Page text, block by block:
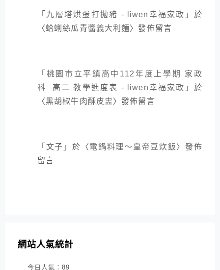
「 九層塔烘蛋打拋豬 - liwen幸福家政 」於
〈蛤蜊絲瓜青醬義大利麵〉發佈留言
「 桃園市立平鎮高中112年度上學期 家政
科 高二 教學進度表 - liwen幸福家政 」於
〈黑胡椒牛肉酥皮盅 〉發佈留言
「 文子 」於〈電鍋料理～皇帝豆炊飯〉發佈
留言
網站人氣統計
今日人氣： 89